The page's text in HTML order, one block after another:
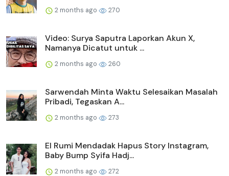
2 months ago 270
Video: Surya Saputra Laporkan Akun X,
Namanya Dicatut untuk ...
2 months ago 260
Sarwendah Minta Waktu Selesaikan Masalah
Pribadi, Tegaskan A...
2 months ago 273
El Rumi Mendadak Hapus Story Instagram,
Baby Bump Syifa Hadj...
2 months ago 272